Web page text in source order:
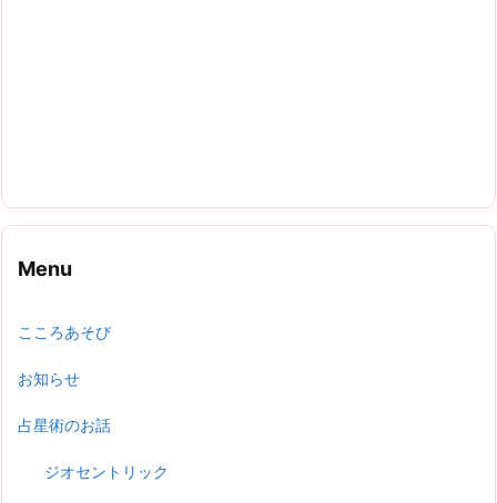
Menu
こころあそび
お知らせ
占星術のお話
ジオセントリック